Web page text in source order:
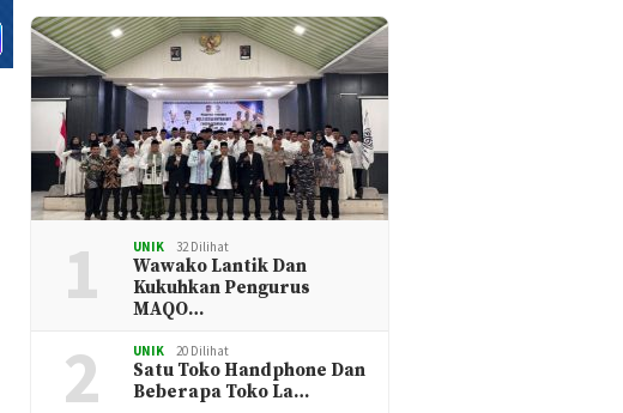
1 UNIK 32 Dilihat
Wawako Lantik Dan
Kukuhkan Pengurus
MAQO…
2 UNIK 20 Dilihat
Satu Toko Handphone Dan
Beberapa Toko La…